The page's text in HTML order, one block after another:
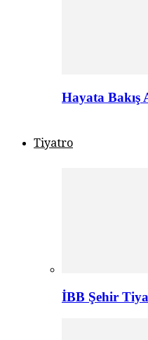
Hayata Bakış
Tiyatro
İBB Şehir